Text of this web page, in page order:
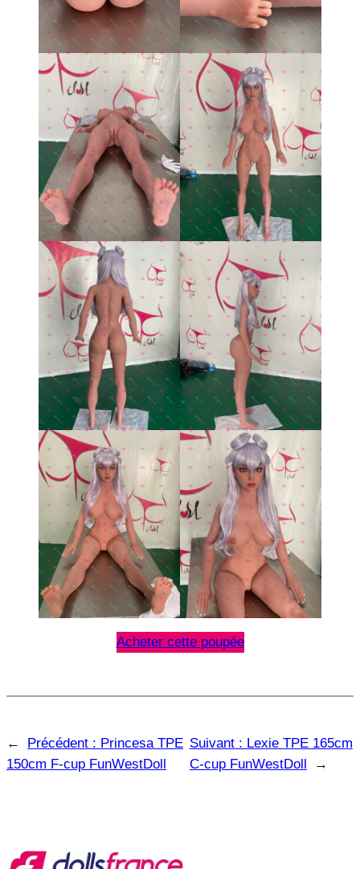
Acheter cette poupée
← Précédent : Princesa TPE
150cm F-cup FunWestDoll
Suivant : Lexie TPE 165cm
C-cup FunWestDoll
→